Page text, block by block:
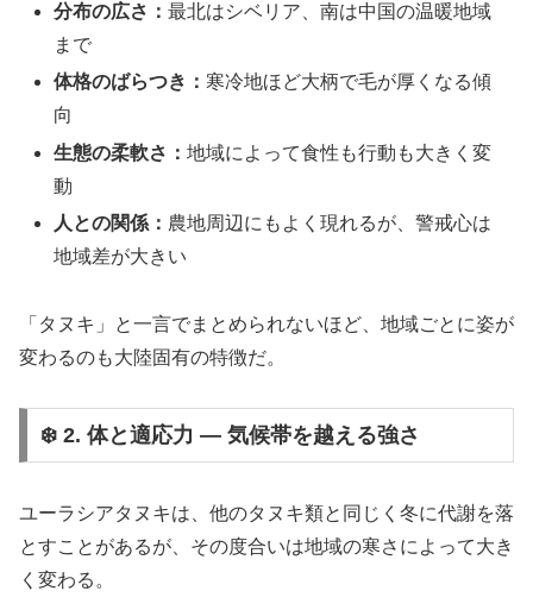
分布の広さ：最北はシベリア、南は中国の温暖地域
まで
体格のばらつき：寒冷地ほど大柄で毛が厚くなる傾
向
生態の柔軟さ：地域によって食性も行動も大きく変
動
人との関係： 農地周辺にもよく現れるが、警戒心は
地域差が大きい
「タヌキ」と一言でまとめられないほど、地域ごとに姿が
変わるのも大陸固有の特徴だ。
❄️ 2. 体と適応力 ― 気候帯を越える強さ
ユーラシアタヌキは、他のタヌキ類と同じく冬に代謝を落
とすことがあるが、その度合いは地域の寒さによって大き
く変わる。